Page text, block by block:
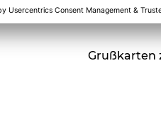
Grußkarten